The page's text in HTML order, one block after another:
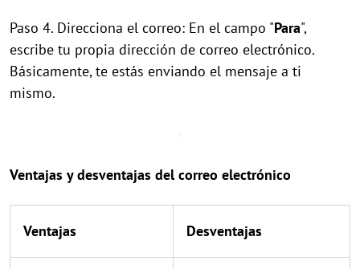
Paso 4. Direcciona el correo: En el campo "Para",
escribe tu propia dirección de correo electrónico.
Básicamente, te estás enviando el mensaje a ti
mismo.
Ventajas y desventajas del correo electrónico
Ventajas Desventajas